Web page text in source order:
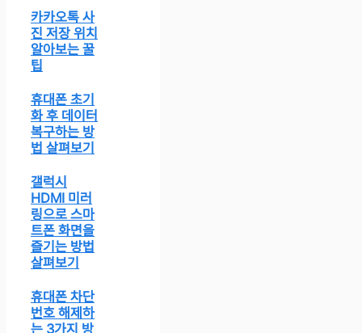
카카오톡 사
진 저장 위치
알아보는 꿀
팁
휴대폰 초기
화 후 데이터
복구하는 방
법 살펴보기
갤럭시
HDMI 미러
링으로 스마
트폰 화면을
즐기는 방법
살펴보기
휴대폰 차단
번호 해제하
는 3가지 방